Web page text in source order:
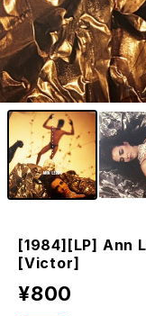
[1984][LP] Ann
[Victor]
¥800